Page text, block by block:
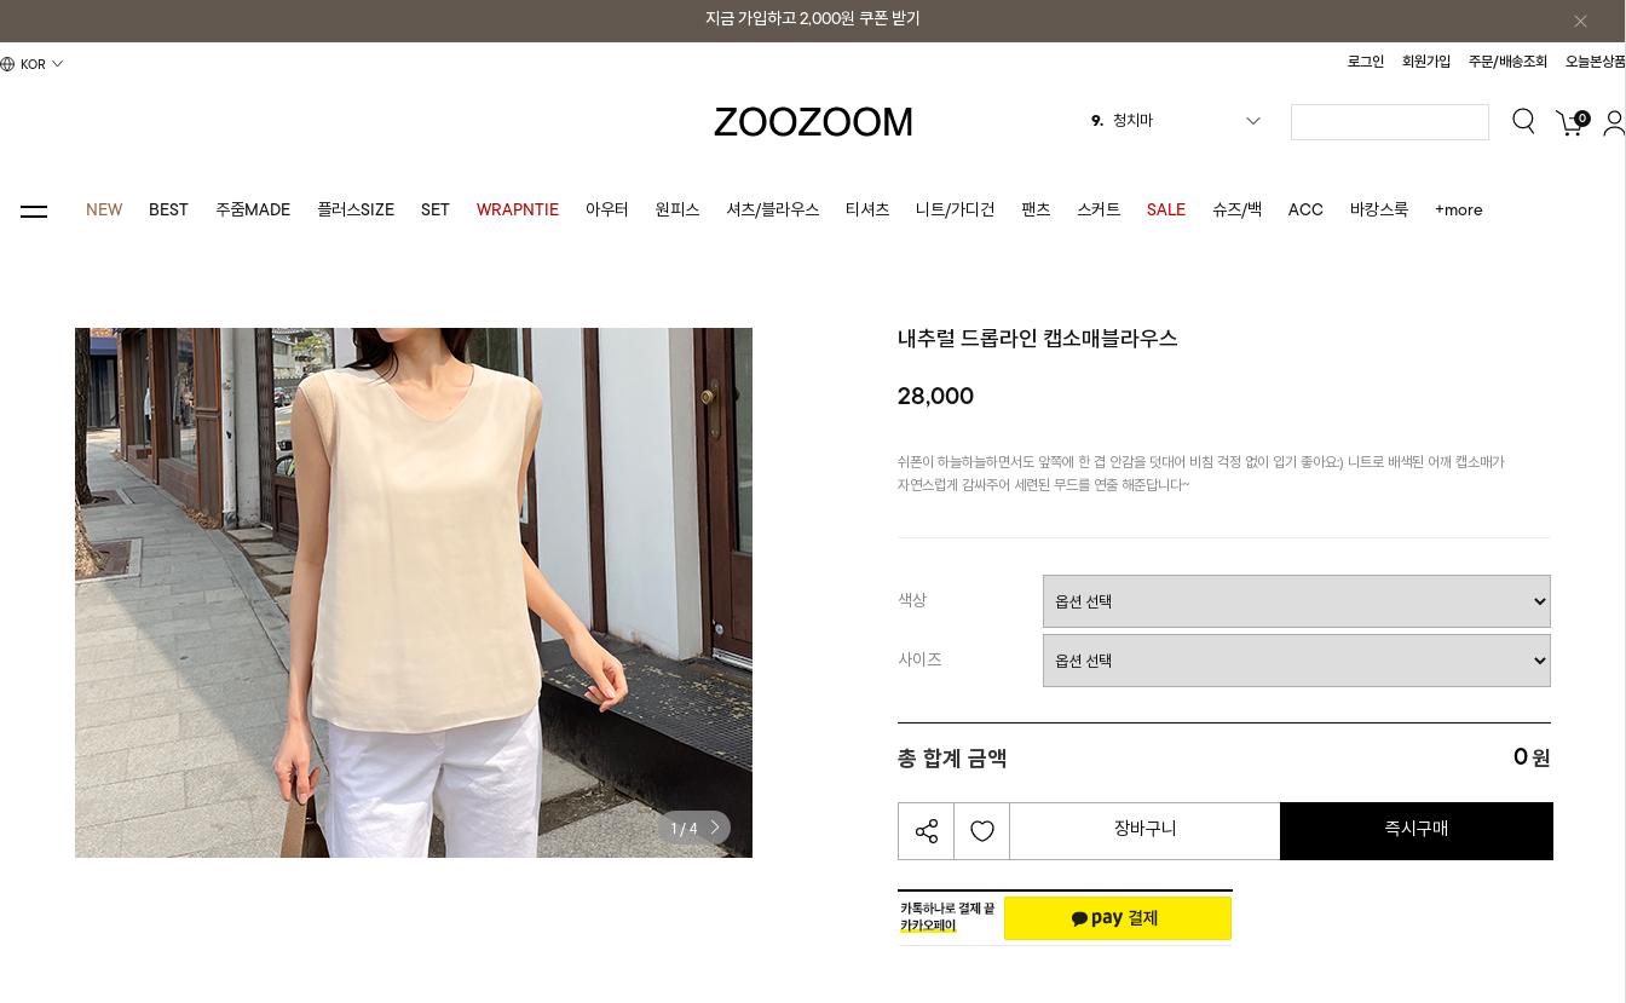
지금 가입하고 2,000원 쿠폰 받기
KOR 로그인 회원가입 주문/배송조회 오늘본상품
10. 바스락원피스
2.
6. 여름티
9. 청치마
0
NEW BEST 주줌MADE 플러스SIZE SET WRAPNTIE 아우터 원피스 셔츠/블라우스 티셔츠 니트/가디건 팬츠 스커트 SALE 슈즈/백 ACC 바캉스룩 +more
1 /4
내추럴 드롭라인 캡소매블라우스
28,000
쉬폰이 하늘하늘하면서도 앞쪽에 한 겹 안감을 덧대어 비침 걱정 없이 입기 좋아요:) 니트로 배색된 어깨 캡소매가
자연스럽게 감싸주어 세련된 무드를 연출 해준답니다~
색상
사이즈
총 합계 금액 0원
장바구니 즉시구매